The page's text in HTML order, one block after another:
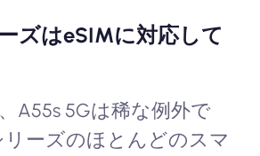
ズはeSIMに対応して
A55s 5Gは稀な例外で
リーズのほとんどのスマ